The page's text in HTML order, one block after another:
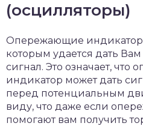
(осцилляторы)
Опережающие
которым удается дать
сигнал. Это означает,
индикатор может дать
перед потенциальным
виду, что даже если
помогают вам получить